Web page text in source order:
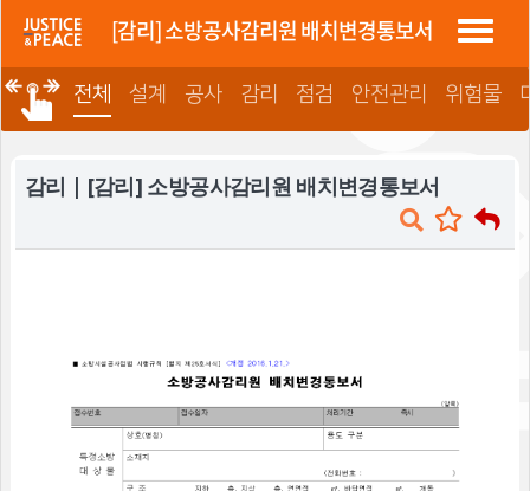
정평 "소방법"
[감리] 소방공사감리원 배치변경통보서
전체 설계 공사 감리 점검 안전관리 위험물
감리 | [감리] 소방공사감리원 배치변경통보서